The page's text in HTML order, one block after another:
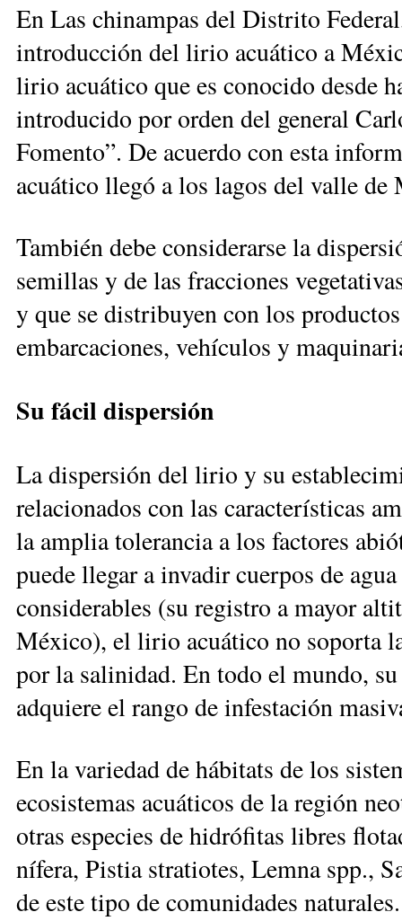
En Las chinampas del Distrito
introducción del lirio acuático a
lirio acuático que es conocido desde
introducido por orden del general
Fomento”. De acuerdo con esta
acuático llegó a los lagos del valle de
También debe considerarse la
semillas y de las fracciones
y que se distribuyen con los
embarcaciones, vehículos y
Su fácil dispersión
La dispersión del lirio y su
relacionados con las características
la amplia tolerancia a los factores
puede llegar a invadir cuerpos de
considerables (su registro a mayor
México), el lirio acuático no soporta
por la salinidad. En todo el mundo,
adquiere el rango de infestación
En la variedad de hábitats de los
ecosistemas acuáticos de la región
otras especies de hidrófitas libres
nífera, Pistia stratiotes, Lemna spp.,
de este tipo de comunidades